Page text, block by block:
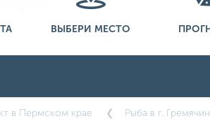
ВЫБЕРИ МЕСТО
в Пермском крае Рыба в г.